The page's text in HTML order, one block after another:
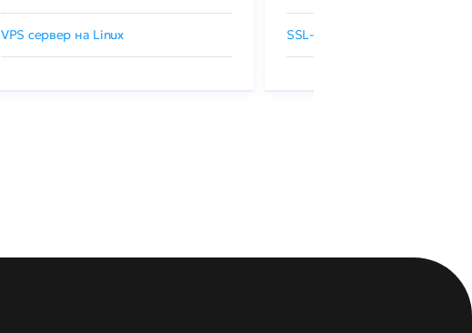
VPS сервер на Linux SSL-сертификаты GlobalSign